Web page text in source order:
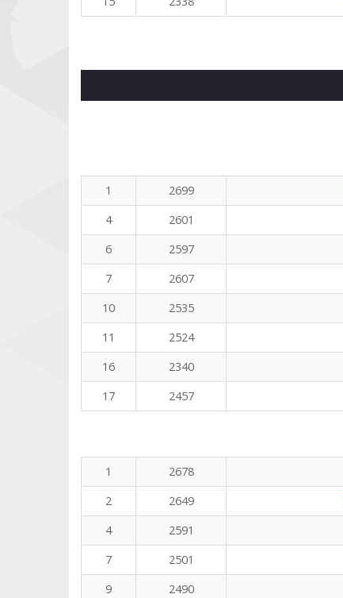
1
2699
4
2601
6
2597
7
2607
10
2535
11
2524
16
2340
17
2457
1
2678
2
2649
4
2591
7
2501
9
2490